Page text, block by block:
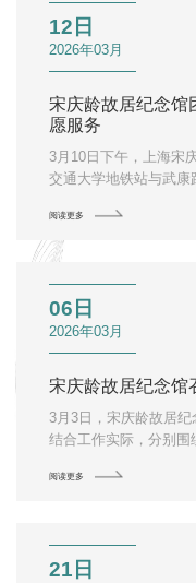
12日
2026年03月
宋庆龄故居纪念馆
愿服务
3月10日下午，上海宋
交通大学地铁站与武康
采。
阅读更多
06日
2026年03月
宋庆龄故居纪念馆
3月3日，宋庆龄故居
结合工作实际，分别围
阅读更多
21日